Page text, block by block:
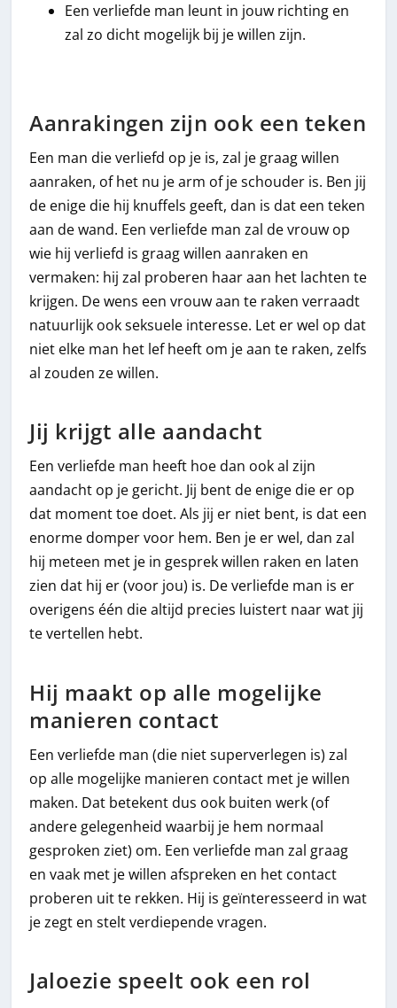
Een verliefde man leunt in jouw richting en
zal zo dicht mogelijk bij je willen zijn.
Aanrakingen zijn ook een teken
Een man die verliefd op je is, zal je graag willen
aanraken, of het nu je arm of je schouder is. Ben jij
de enige die hij knuffels geeft, dan is dat een teken
aan de wand. Een verliefde man zal de vrouw op
wie hij verliefd is graag willen aanraken en
vermaken: hij zal proberen haar aan het lachten te
krijgen. De wens een vrouw aan te raken verraadt
natuurlijk ook seksuele interesse. Let er wel op dat
niet elke man het lef heeft om je aan te raken, zelfs
al zouden ze willen.
Jij krijgt alle aandacht
Een verliefde man heeft hoe dan ook al zijn
aandacht op je gericht. Jij bent de enige die er op
dat moment toe doet. Als jij er niet bent, is dat een
enorme domper voor hem. Ben je er wel, dan zal
hij meteen met je in gesprek willen raken en laten
zien dat hij er (voor jou) is. De verliefde man is er
overigens één die altijd precies luistert naar wat jij
te vertellen hebt.
Hij maakt op alle mogelijke
manieren contact
Een verliefde man (die niet superverlegen is) zal
op alle mogelijke manieren contact met je willen
maken. Dat betekent dus ook buiten werk (of
andere gelegenheid waarbij je hem normaal
gesproken ziet) om. Een verliefde man zal graag
en vaak met je willen afspreken en het contact
proberen uit te rekken. Hij is geïnteresseerd in wat
je zegt en stelt verdiepende vragen.
Jaloezie speelt ook een rol